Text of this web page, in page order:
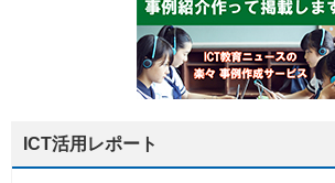
ICT活用レポート